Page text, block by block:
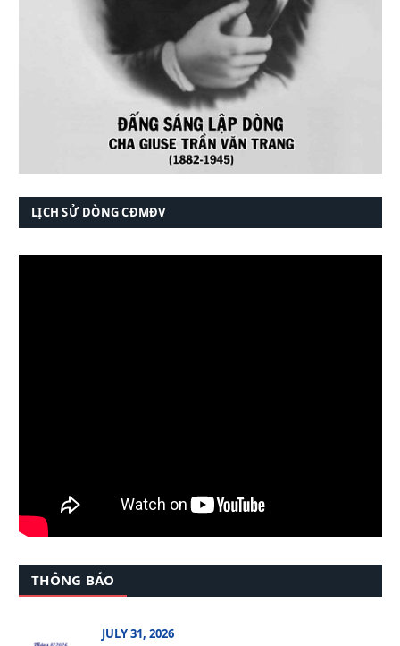
LỊCH SỬ DÒNG CĐMĐV
THÔNG BÁO
JULY 31, 2026